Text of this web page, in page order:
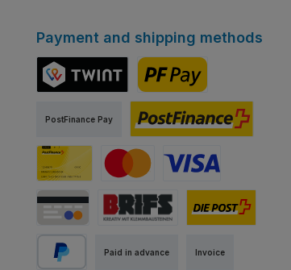
Payment and shipping methods
PostFinance Pay
PostFinance Pay
Paid in advance Invoice